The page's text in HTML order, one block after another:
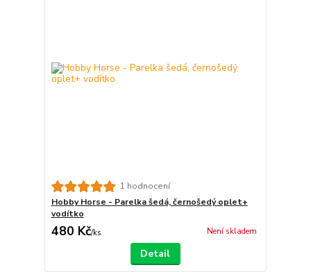
1 hodnocení
Hobby Horse - Parelka šedá, černošedý oplet+
vodítko
480 Kč/ks Není skladem
Detail